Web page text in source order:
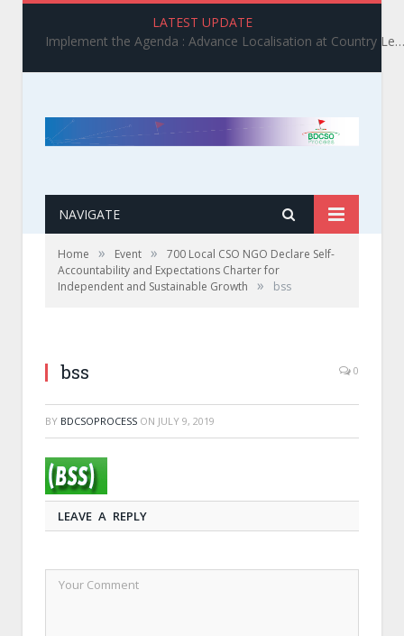
LATEST UPDATE
Implement the Agenda : Advance Localisation at Country Level_ BDCSO COAST 2025 Survey Report Findings on the Grand Bargain 3.0 Implementation
NAVIGATE
Home » Event »
700 Local CSO NGO Declare Self-
Accountability and Expectations Charter for
Independent and Sustainable Growth
» bss
bss 0
BY BDCSOPROCESS ON JULY 9, 2019
LEAVE A REPLY